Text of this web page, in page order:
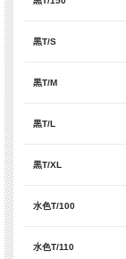
黒T/S
黒T/M
黒T/L
黒T/XL
水色T/100
水色T/110